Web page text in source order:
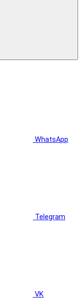
WhatsApp
Telegram
VK